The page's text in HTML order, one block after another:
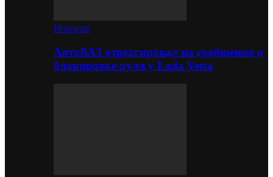
Новости
АвтоВАЗ отреагировал на сообщения о
блокировке руля у Lada Vesta